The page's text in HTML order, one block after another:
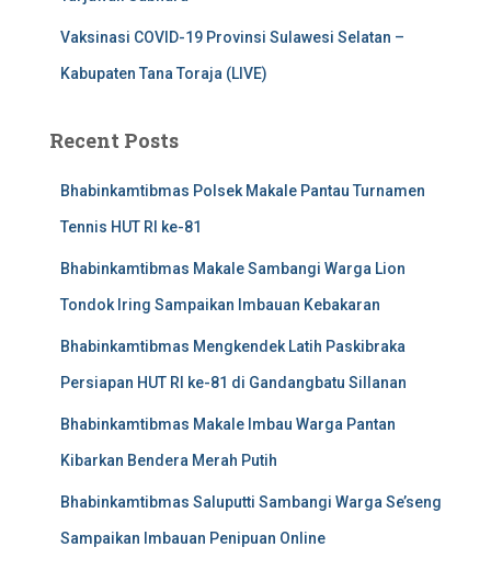
Vaksinasi COVID-19 Provinsi Sulawesi Selatan –
Kabupaten Tana Toraja (LIVE)
Recent Posts
Bhabinkamtibmas Polsek Makale Pantau Turnamen
Tennis HUT RI ke-81
Bhabinkamtibmas Makale Sambangi Warga Lion
Tondok Iring Sampaikan Imbauan Kebakaran
Bhabinkamtibmas Mengkendek Latih Paskibraka
Persiapan HUT RI ke-81 di Gandangbatu Sillanan
Bhabinkamtibmas Makale Imbau Warga Pantan
Kibarkan Bendera Merah Putih
Bhabinkamtibmas Saluputti Sambangi Warga Se’seng
Sampaikan Imbauan Penipuan Online